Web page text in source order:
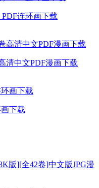
连环画下载
清中文PDF漫画下载
下载